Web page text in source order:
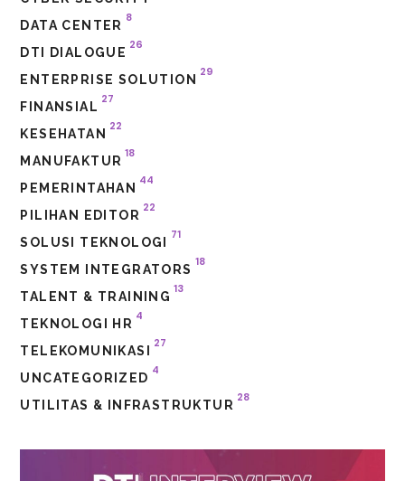
DATA CENTER
8
DTI DIALOGUE
26
ENTERPRISE SOLUTION
29
FINANSIAL
27
KESEHATAN
22
MANUFAKTUR
18
PEMERINTAHAN
44
PILIHAN EDITOR
22
SOLUSI TEKNOLOGI
71
SYSTEM INTEGRATORS
18
TALENT & TRAINING
13
TEKNOLOGI HR
4
TELEKOMUNIKASI
27
UNCATEGORIZED
4
UTILITAS & INFRASTRUKTUR
28